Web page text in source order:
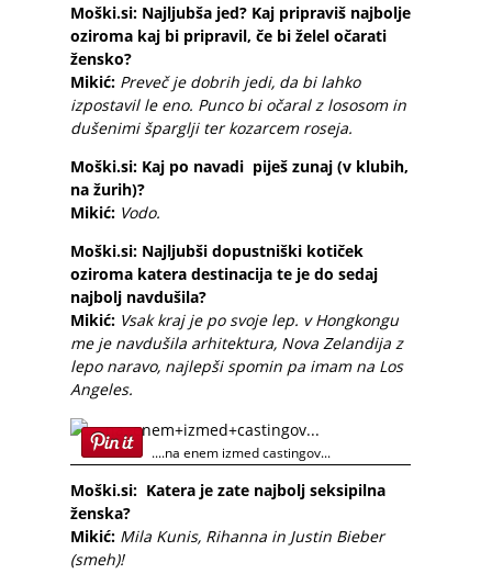
Moški.si: Najljubša jed? Kaj pripraviš najbolje
oziroma kaj bi pripravil, če bi želel očarati
žensko?
Mikić: Preveč je dobrih jedi, da bi lahko
izpostavil le eno. Punco bi očaral z lososom in
dušenimi šparglji ter kozarcem roseja.
Moški.si: Kaj po navadi piješ zunaj (v klubih,
na žurih)?
Mikić: Vodo.
Moški.si: Najljubši dopustniški kotiček
oziroma katera destinacija te je do sedaj
najbolj navdušila?
Mikić: Vsak kraj je po svoje lep. v Hongkongu
me je navdušila arhitektura, Nova Zelandija z
lepo naravo, najlepši spomin pa imam na Los
Angeles.
....na enem izmed castingov...
Moški.si: Katera je zate najbolj seksipilna
ženska?
Mikić: Mila Kunis, Rihanna in Justin Bieber
(smeh)!